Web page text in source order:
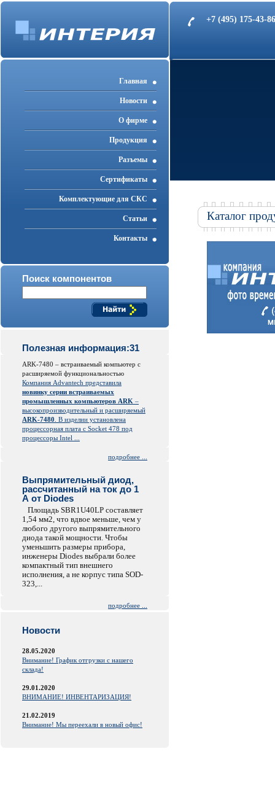
+7 (495) 175-43-
Главная
Новости
О фирме
Продукция
Разъемы
Cертификаты
Комплектующие для СКС
Статьи
Контакты
Поиск компонентов
Полезная информация:31
ARK-7480 – встраиваемый компьютер с
расширяемой функциональностью
Компания Advantech представила
новинку серии встраиваемых
промышленных компьютеров ARK –
высокопроизводительный и расширяемый
ARK-7480 . В изделии установлена
процессорная плата с Socket 478 под
процессоры Intel ...
подробнее ...
Выпрямительный диод,
рассчитанный на ток до 1
А от Diodes
Площадь SBR1U40LP составляет
1,54 мм2, что вдвое меньше, чем у
любого другого выпрямительного
диода такой мощности. Чтобы
уменьшить размеры прибора,
инженеры Diodes выбрали более
компактный тип внешнего
исполнения, а не корпус типа SOD-
323,...
подробнее ...
Новости
28.05.2020
Внимание! График отгрузки с нашего
склада!
29.01.2020
ВНИМАНИЕ! ИНВЕНТАРИЗАЦИЯ!
21.02.2019
Внимание! Мы переехали в новый офис!
Каталог